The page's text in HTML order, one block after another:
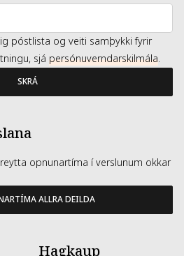
póstlista og veiti samþykki fyrir
sjá persónuverndarskilmála.
SKRÁ
opnunartíma í verslunum okkar
ALLRA DEILDA
Hagkaup